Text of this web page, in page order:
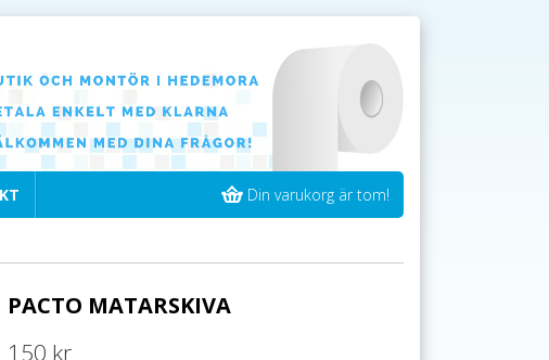
Din varukorg är tom!
PACTO MATARSKIVA
150 kr